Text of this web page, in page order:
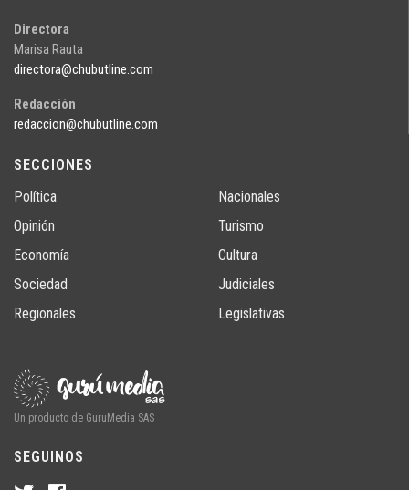
Directora
Marisa Rauta
directora@chubutline.com
Redacción
redaccion@chubutline.com
SECCIONES
Política
Opinión
Economía
Sociedad
Regionales
Nacionales
Turismo
Cultura
Judiciales
Legislativas
Un producto de GuruMedia SAS
SEGUINOS